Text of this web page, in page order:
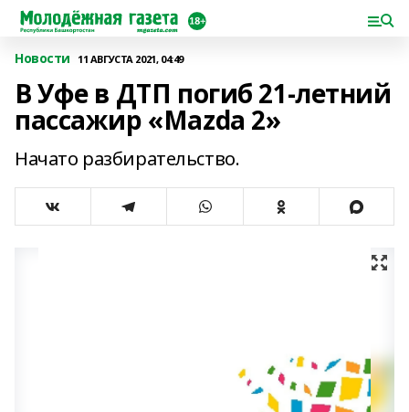
Новости 11 АВГУСТА 2021, 04:49
В Уфе в ДТП погиб 21-летний
пассажир «Mazda 2»
Начато разбирательство.